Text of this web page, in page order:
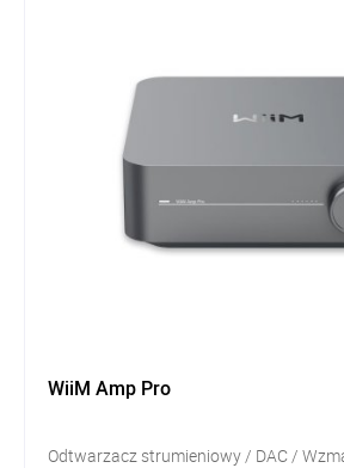
WiiM Amp Pro
Odtwarzacz strumieniowy / DAC /